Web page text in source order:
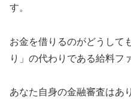
す。
お金を借りるのがどうして
り」の代わりである給料フ
あなた自身の金融審査はあ